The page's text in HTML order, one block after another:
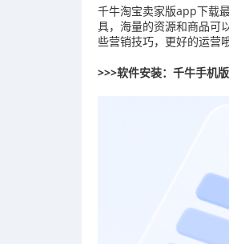
千牛淘宝卖家版app下载
具，海量的资源和商品可
些营销技巧，更好的运营
>>>软件安装：千牛手机